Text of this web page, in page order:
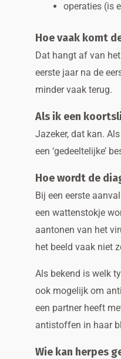
operaties (is
Hoe vaak komt
Dat hangt af van
eerste jaar na de
minder vaak terug.
Als ik een
Jazeker, dat kan.
een ‘gedeeltelijke’
Hoe wordt de
Bij een eerste
een wattenstokje
aantonen van het
het beeld vaak niet
Als bekend is welk
ook mogelijk om
een partner heeft
antistoffen in haar
Wie kan herpes